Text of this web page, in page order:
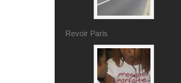
Revoir Paris